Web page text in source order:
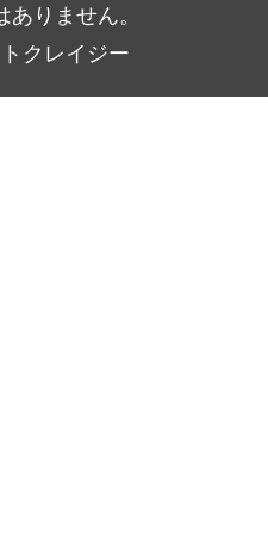
りません。
クレイジー